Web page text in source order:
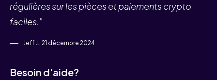
régulières sur les pièces et paiements crypto
faciles.”
Jeff J., 21 décembre 2024
Besoin d'aide?